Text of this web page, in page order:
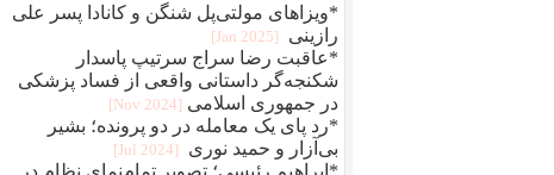
*ویزا‌های مولتی‌پل شنگن و کانادا پسر علی
رازینی
[2025 Jan]
*عاقبت رضا سراج سرتيپ پاسدار
شکنجه‌گر داستانی واقعی از فساد پزشکی
در جمهوری اسلامی [2024 Nov]
*رد پای یک معامله در دو پرونده؛ بشیر
بی‌آزار و حمید نوری
[2024 Jul]
*ابراهیم رئیسی؛ تصویر تمام‌نمای نظام در